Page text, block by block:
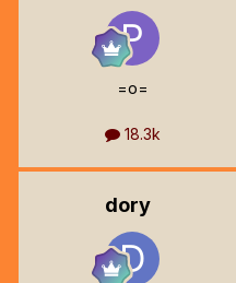
=o=
18.3k
dory